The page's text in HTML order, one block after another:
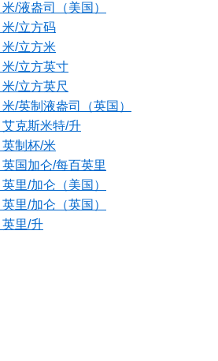
/液盎司（美国）
/立方码
/立方米
/立方英寸
/立方英尺
/英制液盎司（英国）
克斯米特/升
制杯/米
国加仑/每百英里
里/加仑（美国）
里/加仑（英国）
里/升